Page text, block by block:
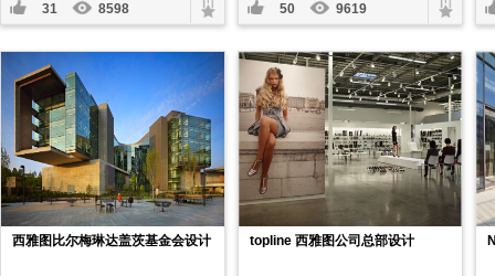
31 8598 50 9619
西雅图比尔梅琳达盖茨基金会设计 topline 西雅图公司总部设计